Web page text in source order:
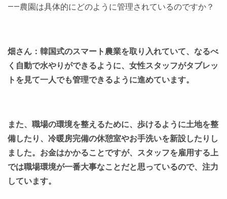
――農園は具体的にどのように管理されているのですか？
畑さん：韓国式のスマート農業を取り入れていて、なるべ
く自動で水やりができるように、女性スタッフがタブレッ
トを見て一人でも管理できるように進めています。
また、職場の環境を整えるために、歩けるように土地を整
備したり、冷暖房完備の休憩室やお手洗いを新設したりし
ました。お金はかかることですが、スタッフを雇用する上
では職場環境が一番大事なことだと思っているので、注力
しています。